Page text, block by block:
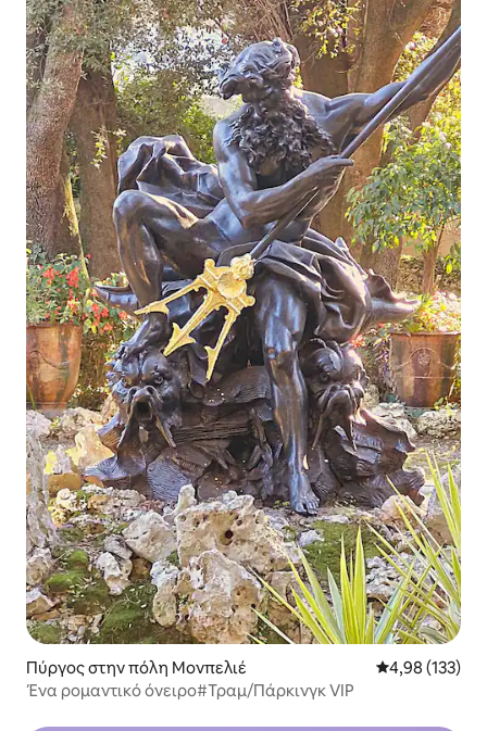
Πύργος στην πόλη Μονπελιέ Μέση
4,98 (133)
Ένα ρομαντικό όνειρο#Τραμ/Πάρκινγκ VIP